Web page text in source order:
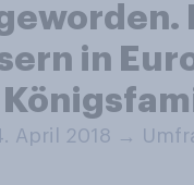
in
April 2018 →